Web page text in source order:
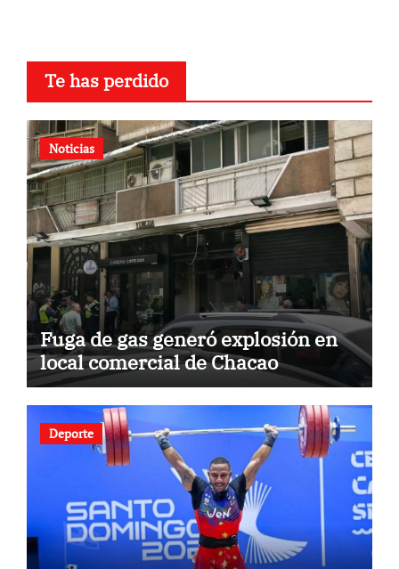
Te has perdido
Noticias
Fuga de gas generó explosión en
local comercial de Chacao
Deporte